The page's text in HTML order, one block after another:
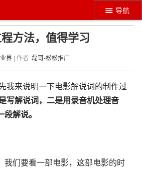
导航
方法，值得学习
业界 | 作者:磊哥-松松推广
我来说明一下电影解说词的制作过
写解说词，二是用录音机处理音
解说。
我们要看一部电影，这部电影的时